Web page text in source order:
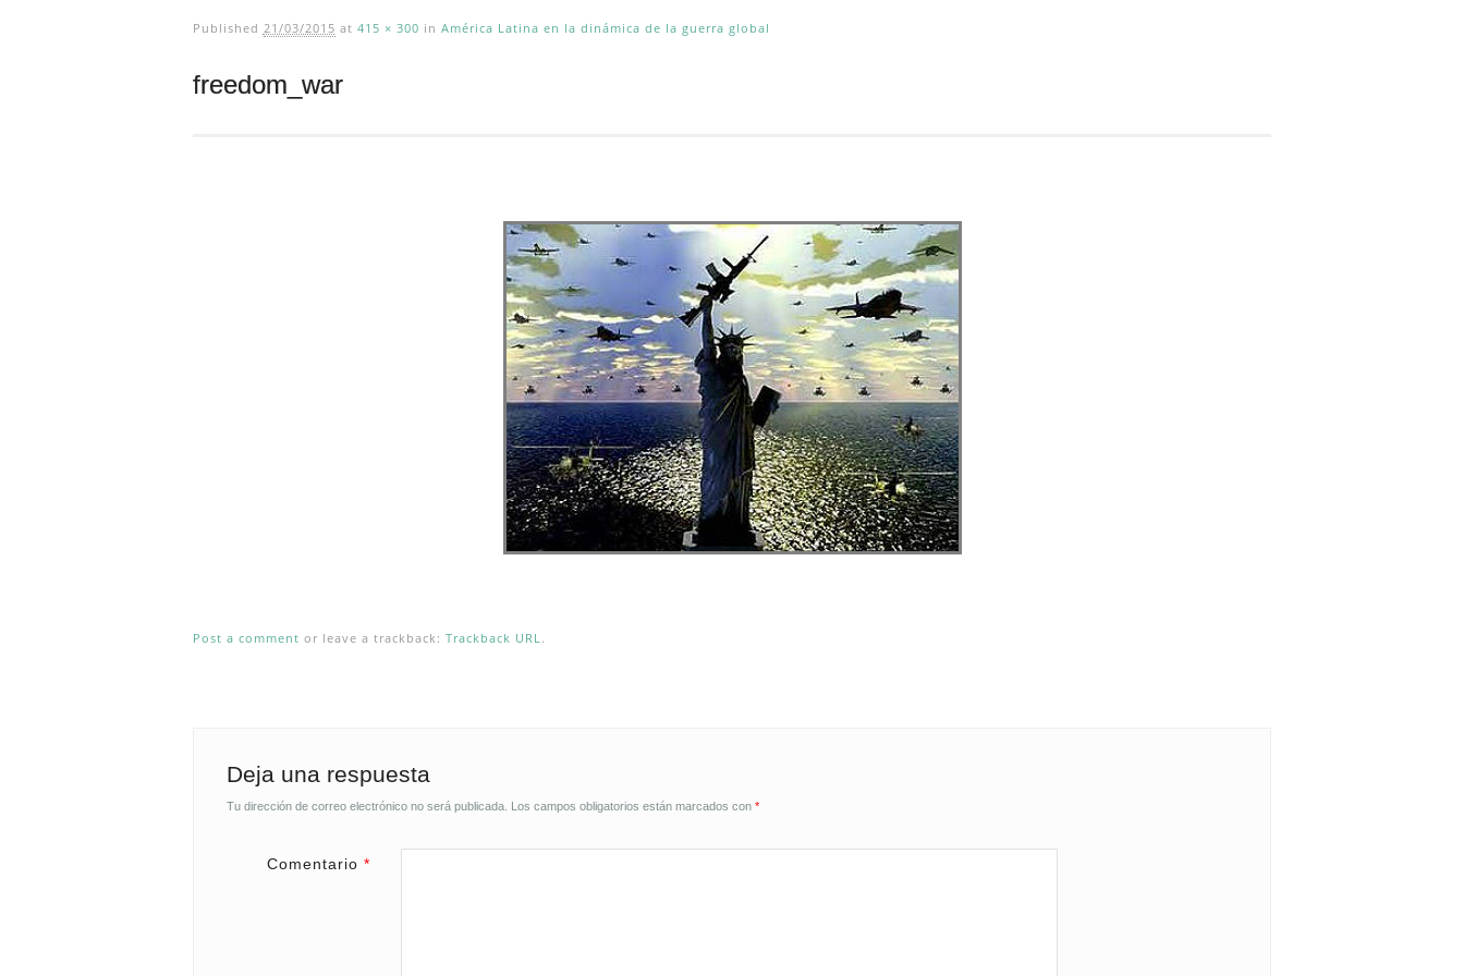
Published 21/03/2015 at 415 × 300 in América Latina en la dinámica de la guerra global
freedom_war
Post a comment or leave a trackback: Trackback URL .
Deja una respuesta
Tu dirección de correo electrónico no será publicada. Los campos obligatorios están marcados con *
Comentario *